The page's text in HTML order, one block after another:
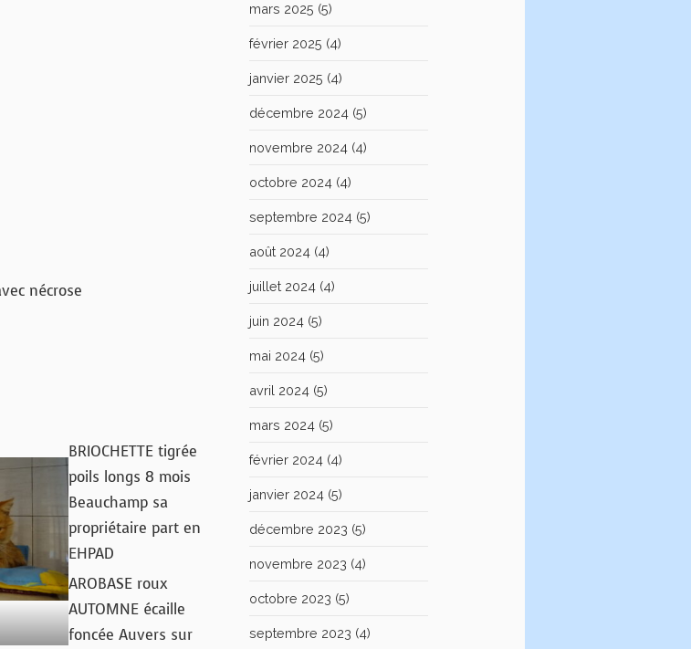
nécrose
BRIOCHETTE tigrée
poils longs 8 mois
Beauchamp sa
propriétaire part en
EHPAD
AROBASE roux
AUTOMNE écaille
foncée Auvers sur
mars 2025 (5)
février 2025 (4)
janvier 2025 (4)
décembre 2024 (5)
novembre 2024 (4)
octobre 2024 (4)
septembre 2024 (5)
août 2024 (4)
juillet 2024 (4)
juin 2024 (5)
mai 2024 (5)
avril 2024 (5)
mars 2024 (5)
février 2024 (4)
janvier 2024 (5)
décembre 2023 (5)
novembre 2023 (4)
octobre 2023 (5)
septembre 2023 (4)